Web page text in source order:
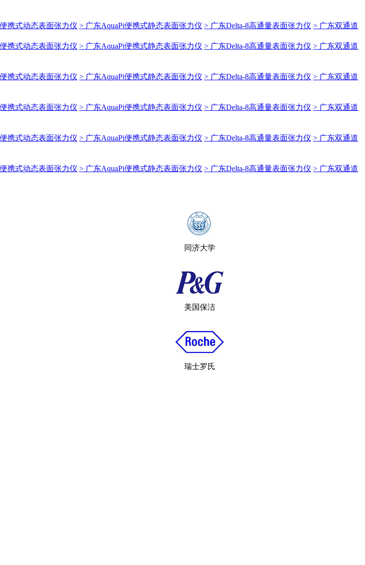
携式动态表面张力仪 > 广东AquaPi便携式静态表面张力仪 > 广东Delta-8高通量表面张力仪 > 广东双通道
携式动态表面张力仪 > 广东AquaPi便携式静态表面张力仪 > 广东Delta-8高通量表面张力仪 > 广东双通道
携式动态表面张力仪 > 广东AquaPi便携式静态表面张力仪 > 广东Delta-8高通量表面张力仪 > 广东双通道
携式动态表面张力仪 > 广东AquaPi便携式静态表面张力仪 > 广东Delta-8高通量表面张力仪 > 广东双通道
携式动态表面张力仪 > 广东AquaPi便携式静态表面张力仪 > 广东Delta-8高通量表面张力仪 > 广东双通道
携式动态表面张力仪 > 广东AquaPi便携式静态表面张力仪 > 广东Delta-8高通量表面张力仪 > 广东双通道
同济大学
美国保洁
瑞士罗氏